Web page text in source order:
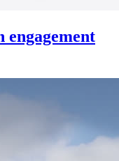
engagement